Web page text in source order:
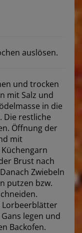
auslösen.
und trocken
mit Salz und
in die
Die restliche
Öffnung der
mit
Brust nach
Zwiebeln
putzen bzw.
Lorbeerblätter
legen und
Backofen.